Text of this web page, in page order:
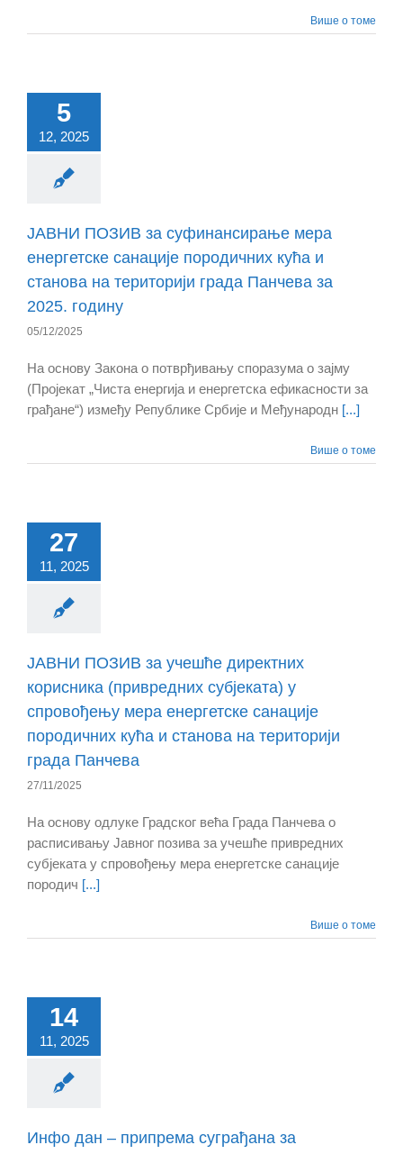
Више о томе
5
12, 2025
ЈАВНИ ПОЗИВ за суфинансирање мера
енергетске санације породичних кућа и
станова на територији града Панчева за
2025. годину
05/12/2025
На основу Закона о потврђивању споразума о зајму
(Пројекат „Чиста енергија и енергетска ефикасности за
грађане“) између Републике Србије и Међународн [...]
Више о томе
27
11, 2025
ЈАВНИ ПОЗИВ за учешће директних
корисника (привредних субјеката) у
спровођењу мера енергетске санације
породичних кућа и станова на територији
града Панчева
27/11/2025
На основу одлуке Градског већа Града Панчева о
расписивању Јавног позива за учешће привредних
субјеката у спровођењу мера енергетске санације
породич [...]
Више о томе
14
11, 2025
Инфо дан – припрема суграђана за